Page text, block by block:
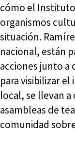
cómo el
organismos
situación.
nacional, están
acciones junto
para visibilizar el
local, se llevan
asambleas de
comunidad